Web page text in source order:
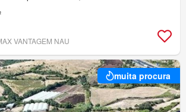
VANTAGEM NAU
muita procura